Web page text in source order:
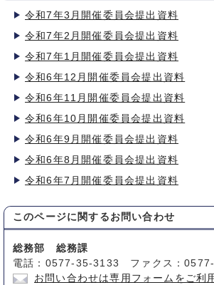
令和7年3月開催委員会提出資料
令和7年2月開催委員会提出資料
令和7年1月開催委員会提出資料
令和6年12月開催委員会提出資料
令和6年11月開催委員会提出資料
令和6年10月開催委員会提出資料
令和6年9月開催委員会提出資料
令和6年8月開催委員会提出資料
令和6年7月開催委員会提出資料
このページに関する お問い合わせ
総務部 総務課
電話：0577-35-3133 ファクス：
お問い合わせは専用フォームをご利